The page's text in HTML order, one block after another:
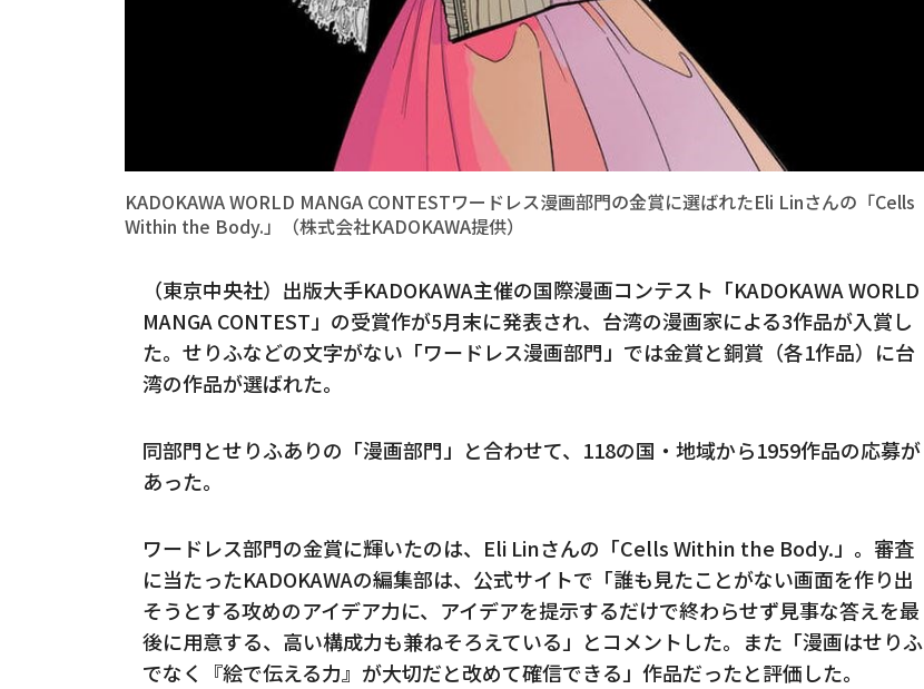
KADOKAWA WORLD MANGA CONTESTワードレス漫画部門の金賞に選ばれたEli Linさんの「Cells
Within the Body.」（株式会社KADOKAWA提供）
（東京中央社）出版大手KADOKAWA主催の国際漫画コンテスト「KADOKAWA WORLD
MANGA CONTEST」の受賞作が5月末に発表され、台湾の漫画家による3作品が入賞し
た。せりふなどの文字がない「ワードレス漫画部門」では金賞と銅賞（各1作品）に台
湾の作品が選ばれた。
同部門とせりふありの「漫画部門」と合わせて、118の国・地域から1959作品の応募が
あった。
ワードレス部門の金賞に輝いたのは、Eli Linさんの「Cells Within the Body.」。審査
に当たったKADOKAWAの編集部は、公式サイトで「誰も見たことがない画面を作り出
そうとする攻めのアイデア力に、アイデアを提示するだけで終わらせず見事な答えを最
後に用意する、高い構成力も兼ねそろえている」とコメントした。また「漫画はせりふ
でなく『絵で伝える力』が大切だと改めて確信できる」作品だったと評価した。